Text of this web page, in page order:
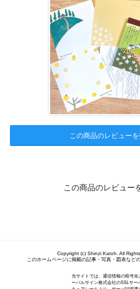
この商品のレビュー
この商品のレビュー
Copyright (c) Shinzi Katoh. All
このホームページに掲載の記事・写真・図表など
当サイトでは、通信情報の暗号
ーバルサイン株式会社のSSLサ